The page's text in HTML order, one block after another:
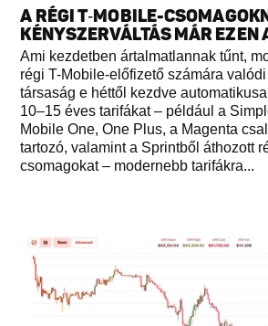
A RÉGI T‑MOBILE-
KÉNYSZERVÁLTÁS MÁR EZEN
Ami kezdetben ártalmatlannak tűnt,
régi T-Mobile-előfizető számára
társaság e héttől kezdve
10–15 éves tarifákat – például a
Mobile One, One Plus, a Magenta
tartozó, valamint a Sprintből áthozott
csomagokat – modernebb tarifákra...